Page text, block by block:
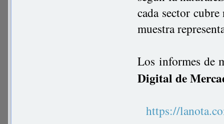
cada sector
muestra
Los informes de
Digital de
https://